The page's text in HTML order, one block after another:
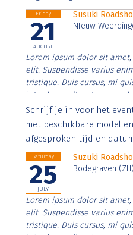
Friday
21
AUGUST
Susuki
NIeuw
Lorem ipsum dolor sit
elit. Suspendisse varius
tristique. Duis cursus, mi
interdum nulla, ut
Aenean faucibus nibh et
imperdiet. Nunc ut sem
Schrijf je in voor het
met beschikbare
afgesproken tijd en
Saturday
25
JULY
Suzuki
Bodegraven (ZH)
Lorem ipsum dolor sit
elit. Suspendisse varius
tristique. Duis cursus, mi